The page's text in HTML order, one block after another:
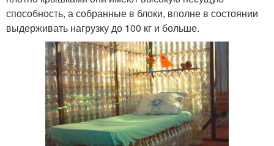
способность, а собранные в блоки, вполне в состоянии
выдерживать нагрузку до 100 кг и больше.